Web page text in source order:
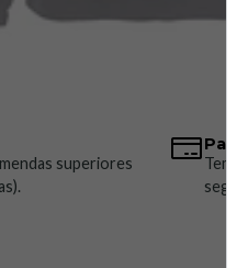
superiores